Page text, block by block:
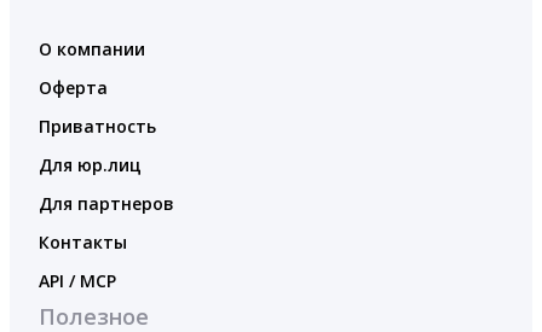
О компании
Оферта
Приватность
Для юр.лиц
Для партнеров
Контакты
API / MCP
Полезное